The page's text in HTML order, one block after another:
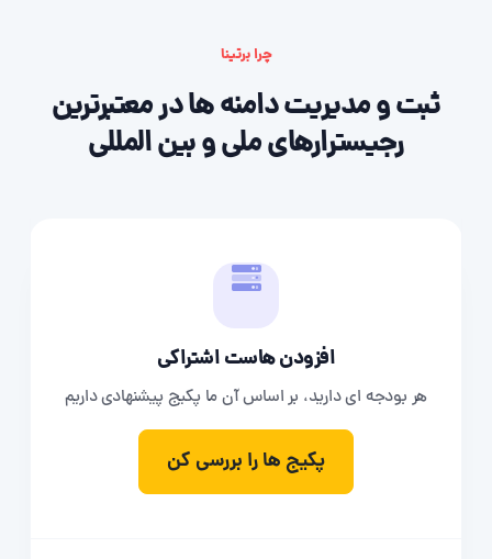
چرا برتینا
ثبت و مدیریت دامنه ها در معتبرترین
رجیسترارهای ملی و بین المللی
افزودن هاست اشتراکی
هر بودجه ای دارید، بر اساس آن ما پکیج پیشنهادی داریم
پکیج ها را بررسی کن